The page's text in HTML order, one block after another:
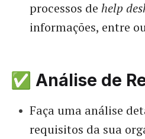
processos de help
informações, entre
✅ Análise de
Faça uma análise
requisitos da sua